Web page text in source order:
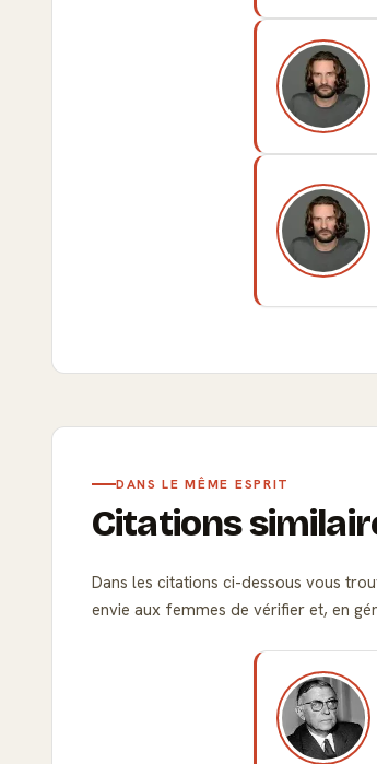
DANS LE MÊME ESPRIT
Citations
Dans les citations ci-dessous vous
envie aux femmes de vérifier et, en